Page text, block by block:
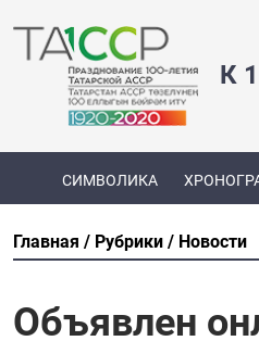
К
СИМВОЛИКА
Главная Рубрики Новости
Объявлен